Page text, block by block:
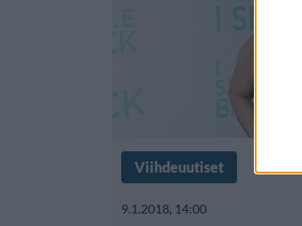
Viihdeuutiset
9.1.2018, 14:00